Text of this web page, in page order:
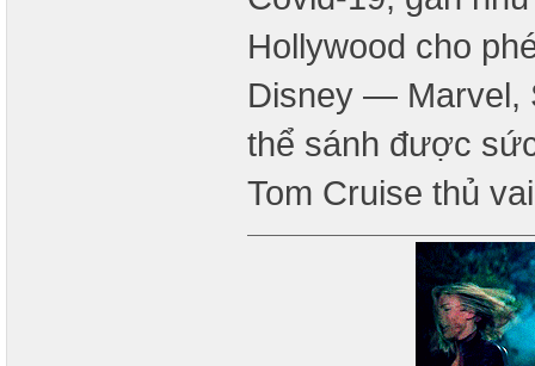
Hollywood cho
Disney — Marvel,
thể sánh được
Tom Cruise thủ